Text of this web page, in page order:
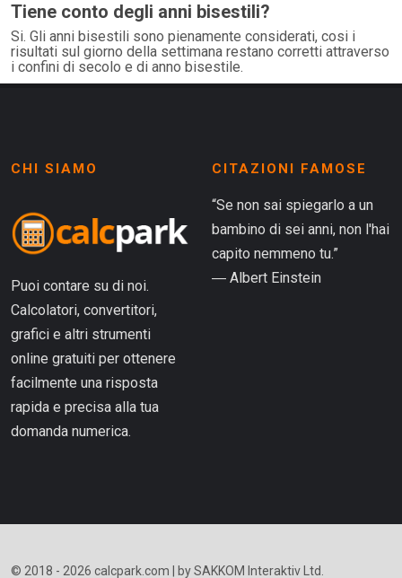
Tiene conto degli anni bisestili?
Si. Gli anni bisestili sono pienamente considerati, cosi i
risultati sul giorno della settimana restano corretti attraverso
i confini di secolo e di anno bisestile.
CHI SIAMO
Puoi contare su di noi.
Calcolatori, convertitori,
grafici e altri strumenti
online gratuiti per ottenere
facilmente una risposta
rapida e precisa alla tua
domanda numerica.
CITAZIONI FAMOSE
“Se non sai spiegarlo a un
bambino di sei anni, non l'hai
capito nemmeno tu.”
― Albert Einstein
© 2018 - 2026 calcpark.com | by SAKKOM Interaktiv Ltd.